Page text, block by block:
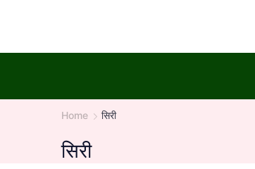
content
Home सिरी
सिरी